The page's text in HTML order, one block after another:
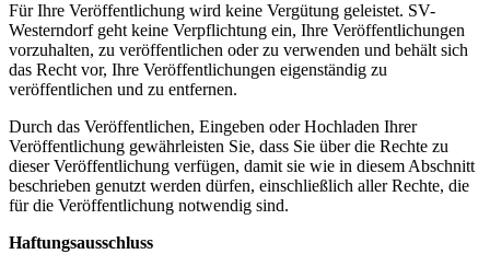
Für Ihre Veröffentlichung wird keine Vergütung geleistet. SV-
Westerndorf geht keine Verpflichtung ein, Ihre Veröffentlichungen
vorzuhalten, zu veröffentlichen oder zu verwenden und behält sich
das Recht vor, Ihre Veröffentlichungen eigenständig zu
veröffentlichen und zu entfernen.
Durch das Veröffentlichen, Eingeben oder Hochladen Ihrer
Veröffentlichung gewährleisten Sie, dass Sie über die Rechte zu
dieser Veröffentlichung verfügen, damit sie wie in diesem Abschnitt
beschrieben genutzt werden dürfen, einschließlich aller Rechte, die
für die Veröffentlichung notwendig sind.
Haftungsausschluss